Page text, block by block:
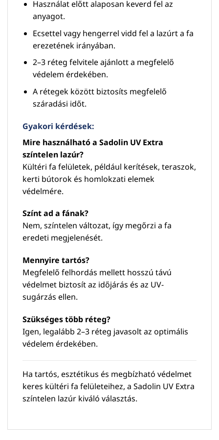
Használat előtt alaposan keverd fel az
anyagot.
Ecsettel vagy hengerrel vidd fel a lazúrt a fa
erezetének irányában.
2–3 réteg felvitele ajánlott a megfelelő
védelem érdekében.
A rétegek között biztosíts megfelelő
száradási időt.
Gyakori kérdések:
Mire használható a Sadolin UV Extra
színtelen lazúr?
Kültéri fa felületek, például kerítések, teraszok,
kerti bútorok és homlokzati elemek
védelmére.
Színt ad a fának?
Nem, színtelen változat, így megőrzi a fa
eredeti megjelenését.
Mennyire tartós?
Megfelelő felhordás mellett hosszú távú
védelmet biztosít az időjárás és az UV-
sugárzás ellen.
Szükséges több réteg?
Igen, legalább 2–3 réteg javasolt az optimális
védelem érdekében.
Ha tartós, esztétikus és megbízható védelmet
keres kültéri fa felületeihez, a Sadolin UV Extra
színtelen lazúr kiváló választás.